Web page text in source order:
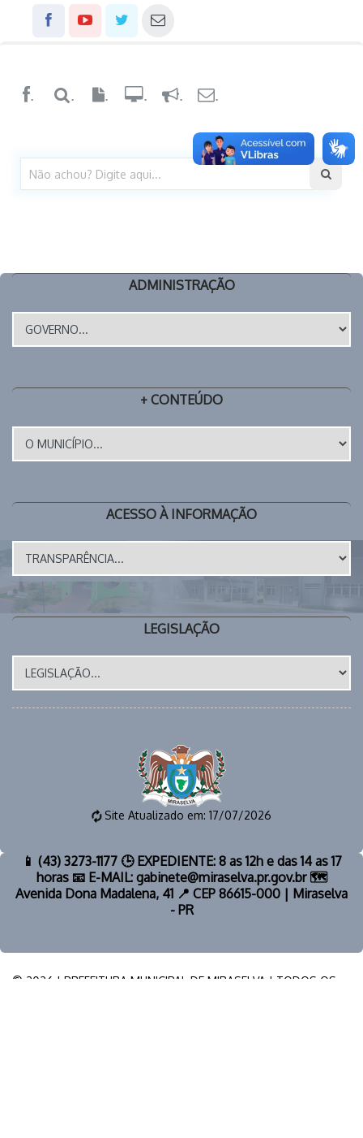
. . .
ADMINISTRAÇÃO
+ CONTEÚDO
ACESSO À INFORMAÇÃO
LEGISLAÇÃO
Site Atualizado em: 17/07/2026
📱 (43) 3273-1177 🕒 EXPEDIENTE: 8 as 12h e das 14 as 17
horas 📧 E-MAIL: gabinete@miraselva.pr.gov.br 🗺️
Avenida Dona Madalena, 41 📍 CEP 86615-000 | Miraselva
- PR
© 2026 | PREFEITURA MUNICIPAL DE MIRASELVA | TODOS OS